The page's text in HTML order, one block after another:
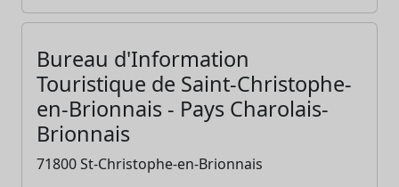
Bureau d'Information
Touristique de Saint-Christophe-
en-Brionnais - Pays Charolais-
Brionnais
71800 St-Christophe-en-Brionnais